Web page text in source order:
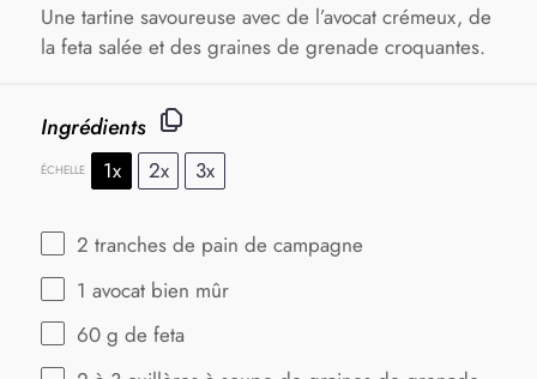
Une tartine savoureuse avec de l’avocat crémeux, de
la feta salée et des graines de grenade croquantes.
Ingrédients
ÉCHELLE 1x 2x 3x
2 tranches de pain de campagne
1 avocat bien mûr
60 g de feta